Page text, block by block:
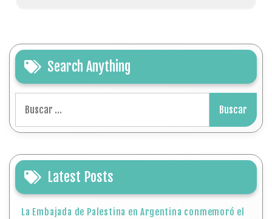
Search Anything
Latest Posts
La Embajada de Palestina en Argentina conmemoró el